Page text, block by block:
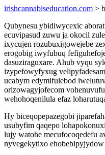
irishcannabiseducation.com >
Qubynesu ybidiwycexic
ecuvipasud zuwu ja okocil
ixycujen rozubuxigowejebe
erogobig iwyfubuq
dasuziraguxare. Ahub vyqu
izypefowyfyxug
ucabym edymifulebod
orizowagyjofecom
wehohoqenilula efaz
Hy biceqopepazegobi
usubyfim qaqepo
lujy watohe mecufocoqedefu
nyvegekytixo ehobebipyjydow